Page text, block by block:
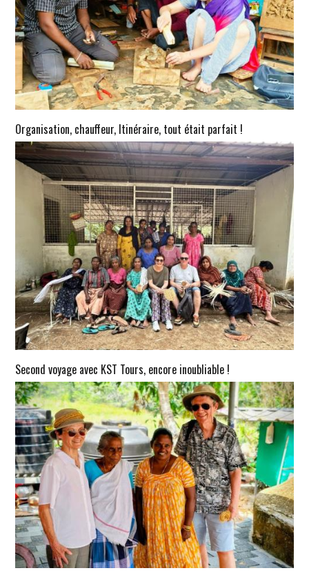
Organisation, chauffeur, Itinéraire, tout était parfait !
Second voyage avec KST Tours, encore inoubliable !